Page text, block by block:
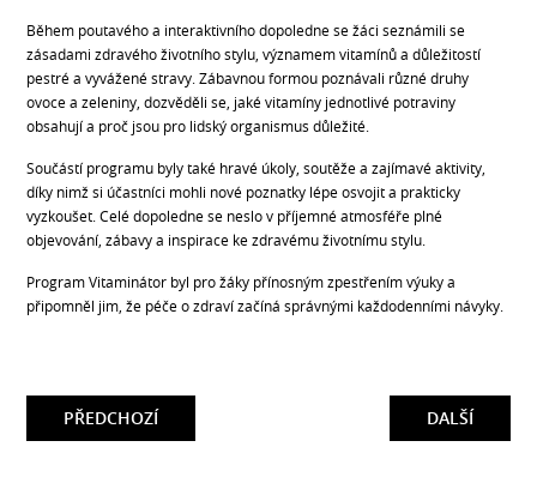
Během poutavého a interaktivního dopoledne se žáci seznámili se
zásadami zdravého životního stylu, významem vitamínů a důležitostí
pestré a vyvážené stravy. Zábavnou formou poznávali různé druhy
ovoce a zeleniny, dozvěděli se, jaké vitamíny jednotlivé potraviny
obsahují a proč jsou pro lidský organismus důležité.
Součástí programu byly také hravé úkoly, soutěže a zajímavé aktivity,
díky nimž si účastníci mohli nové poznatky lépe osvojit a prakticky
vyzkoušet. Celé dopoledne se neslo v příjemné atmosféře plné
objevování, zábavy a inspirace ke zdravému životnímu stylu.
Program Vitaminátor byl pro žáky přínosným zpestřením výuky a
připomněl jim, že péče o zdraví začíná správnými každodenními návyky.
DALŠÍ
PŘEDCHOZÍ